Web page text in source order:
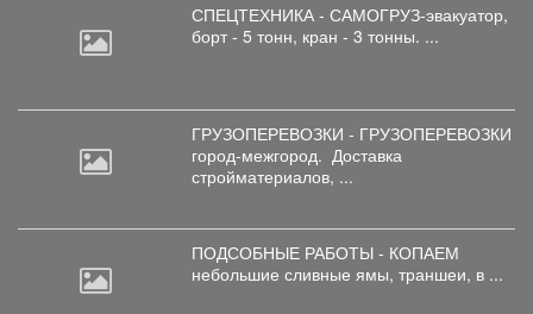
СПЕЦТЕХНИКА - САМОГРУЗ-эвакуатор,
борт - 5 тонн, кран - 3 тонны. ...
ГРУЗОПЕРЕВОЗКИ - ГРУЗОПЕРЕВОЗКИ
город-межгород. Доставка
стройматериалов, ...
ПОДСОБНЫЕ РАБОТЫ - КОПАЕМ
небольшие сливные ямы, траншеи, в ...